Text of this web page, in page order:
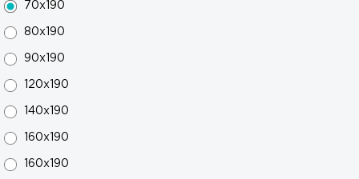
70x190
80x190
90x190
120x190
140x190
160x190
160x190